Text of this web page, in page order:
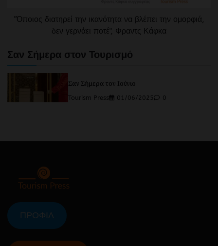
"Όποιος διατηρεί την ικανότητα να βλέπει την ομορφιά,
δεν γερνάει ποτέ", Φραντς Κάφκα
Σαν Σήμερα στον Τουρισμό
Σαν Σήμερα τον Ιούνιο
Tourism Press 01/06/2025 0
ΠΡΟΦΙΛ